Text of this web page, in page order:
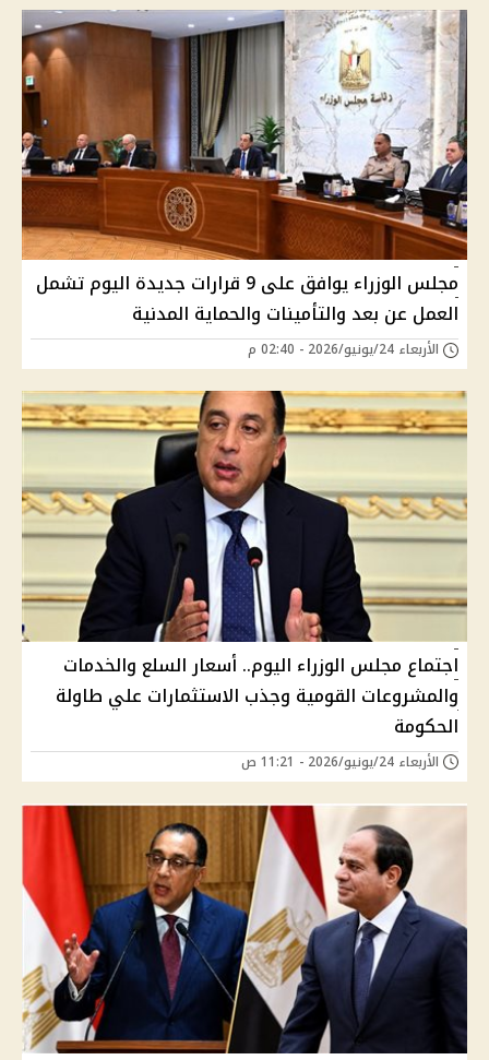
مجلس الوزراء يوافق على 9 قرارات جديدة اليوم تشمل
العمل عن بعد والتأمينات والحماية المدنية
الأربعاء 24/يونيو/2026 - 02:40 م
اجتماع مجلس الوزراء اليوم.. أسعار السلع والخدمات
والمشروعات القومية وجذب الاستثمارات علي طاولة
الحكومة
الأربعاء 24/يونيو/2026 - 11:21 ص